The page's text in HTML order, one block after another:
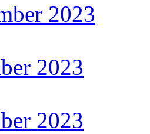
2023
2023
2023